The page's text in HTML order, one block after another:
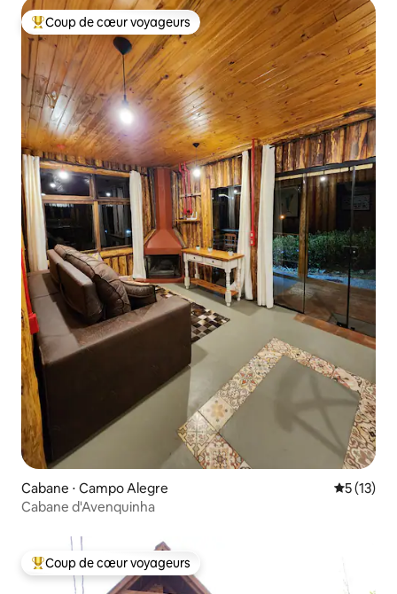
Coups de cœur voyageurs les plus appréciés
Coup de cœur voyageurs
Cabane ⋅ Campo Alegre
5 (13)
Cabane d'Avenquinha
Coups de cœur voyageurs les plus appréciés
Coup de cœur voyageurs